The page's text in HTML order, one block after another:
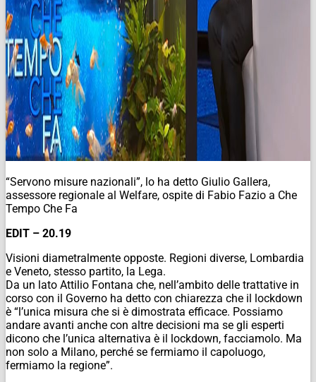
“Servono misure nazionali”, lo ha detto Giulio Gallera,
assessore regionale al Welfare, ospite di Fabio Fazio a Che
Tempo Che Fa
EDIT – 20.19
Visioni diametralmente opposte. Regioni diverse, Lombardia
e Veneto, stesso partito, la Lega.
Da un lato Attilio Fontana che, nell’ambito delle trattative in
corso con il Governo ha detto con chiarezza che il lockdown
è “l’unica misura che si è dimostrata efficace. Possiamo
andare avanti anche con altre decisioni ma se gli esperti
dicono che l’unica alternativa è il lockdown, facciamolo. Ma
non solo a Milano, perché se fermiamo il capoluogo,
fermiamo la regione”.